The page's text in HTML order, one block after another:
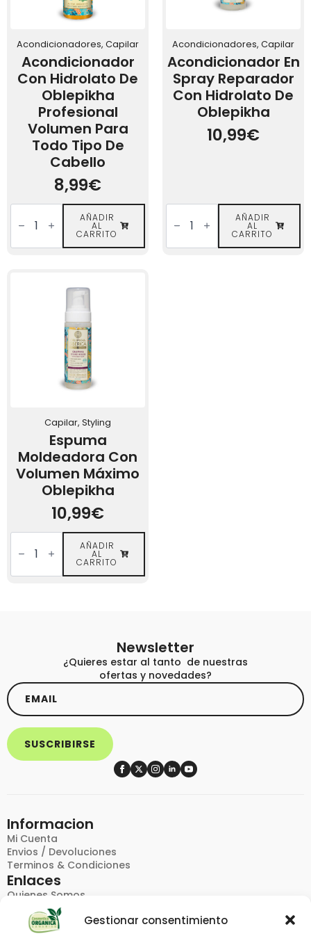
Gestionar consentimiento
Acondicionadores, Capilar
Acondicionador
Con Hidrolato De
Oblepikha
Profesional
Volumen Para
Todo Tipo De
Cabello
8,99€
Acondicionador
Hidrolato
Oblepikha
AÑADIR
AL
CARRITO
Acondicionadores, Capilar
Acondicionador En
Spray Reparador
Con Hidrolato De
Oblepikha
10,99€
Acondicionador
Spray
con
AÑADIR
AL
CARRITO
Capilar, Styling
Espuma
Moldeadora Con
Volumen Máximo
Oblepikha
10,99€
Espuma
Moldeadora
con
Máximo
AÑADIR
AL
CARRITO
Newsletter
¿Quieres estar al tanto de nuestras
ofertas y novedades?
Email
*
SUSCRIBIRSE
Informacion
Mi Cuenta
Envios / Devoluciones
Terminos & Condiciones
Enlaces
Quienes Somos
Politica De Privacidad
Contacto